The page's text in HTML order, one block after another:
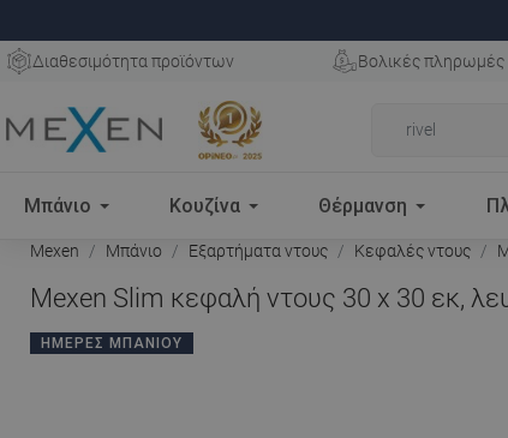
Διαθεσιμότητα προϊόντων Βολικές πληρωμές
Μπάνιο Κουζίνα Θέρμανση
Mexen Μπάνιο Εξαρτήματα ντους Κεφαλές ντους
Mexen Slim κεφαλή ντους 30 x 30 εκ,
ΗΜΈΡΕΣ ΜΠΆΝΙΟΥ